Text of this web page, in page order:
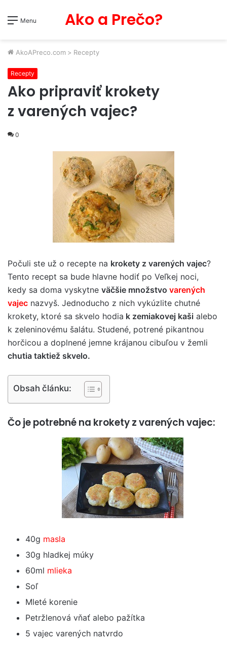
Menu Ako a Prečo?
AkoAPreco.com > Recepty
Recepty
Ako pripraviť krokety
z varených vajec?
0
Počuli ste už o recepte na krokety z varených vajec?
Tento recept sa bude hlavne hodiť po Veľkej noci,
kedy sa doma vyskytne väčšie množstvo varených
vajec nazvyš. Jednoducho z nich vykúzlite chutné
krokety, ktoré sa skvelo hodia k zemiakovej kaši alebo
k zeleninovému šalátu. Studené, potrené pikantnou
horčicou a doplnené jemne krájanou cibuľou v žemli
chutia taktiež skvelo.
Obsah článku:
Čo je potrebné na krokety z varených vajec:
40g masla
30g hladkej múky
60ml mlieka
Soľ
Mleté korenie
Petržlenová vňať alebo pažítka
5 vajec varených natvrdo